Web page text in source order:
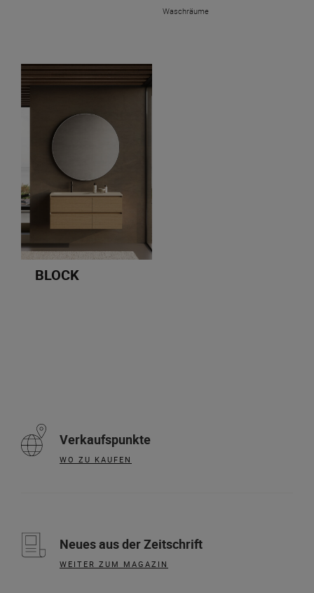
Waschräume
BLOCK
Verkaufspunkte
WO ZU KAUFEN
Neues aus der Zeitschrift
WEITER ZUM MAGAZIN